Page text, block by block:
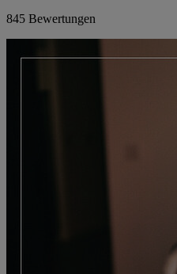
845 Bewertungen